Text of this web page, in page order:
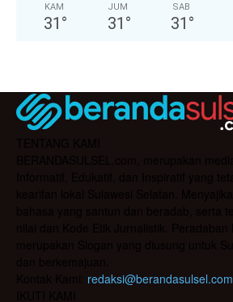
KAM
31 °
JUM
31 °
SAB
31 °
redaksi@berandasulsel.com